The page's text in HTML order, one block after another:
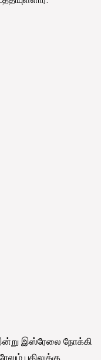
இஸ்ரேலை நோக்கி
பதிலுக்கு